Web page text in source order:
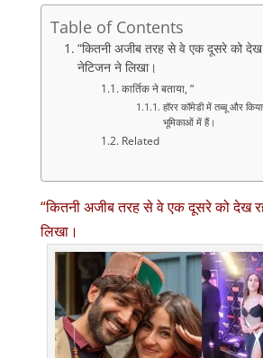
Table of Contents
“कितनी अजीब तरह से वे एक दूसरे को
नेटिजन ने लिखा।
कार्तिक ने बताया, “
हॉरर कॉमेडी में तब्बू और
भूमिकाओं में हैं।
Related
“कितनी अजीब तरह से वे एक दूसरे को देख
लिखा।